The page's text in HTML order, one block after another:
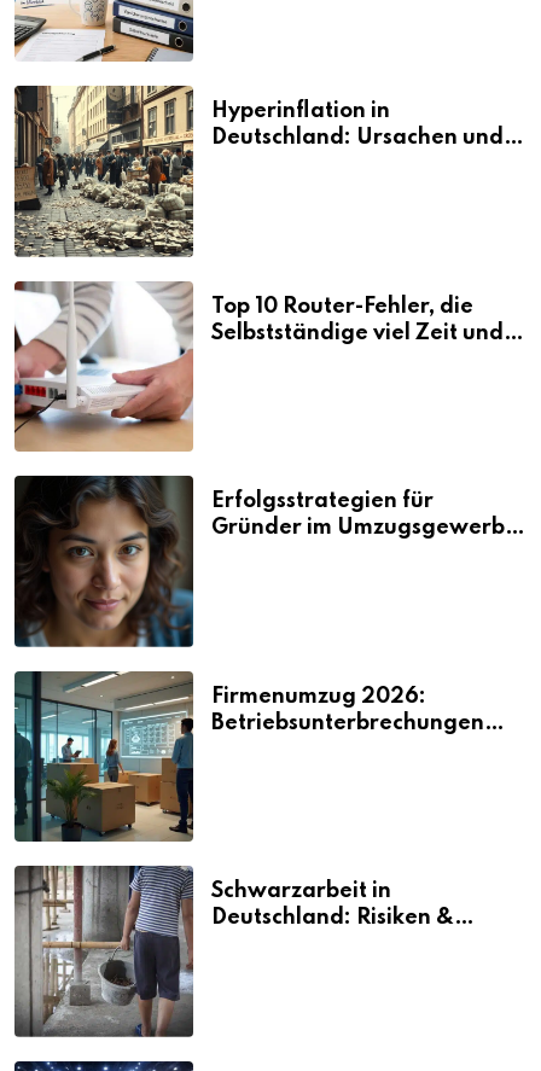
Hyperinflation in
Deutschland: Ursachen und
Top 10 Router-Fehler, die
Selbstständige viel Zeit und
Erfolgsstrategien für
Gründer im Umzugsgewerbe
Firmenumzug 2026:
Betriebsunterbrechungen
Schwarzarbeit in
Deutschland: Risiken &